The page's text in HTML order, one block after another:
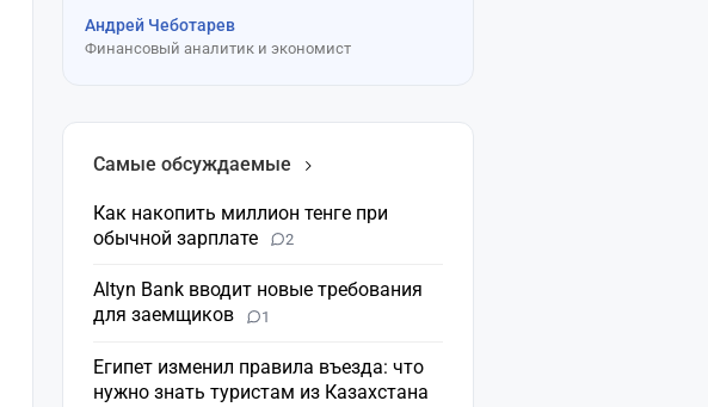
Андрей Чеботарев
Финансовый аналитик и экономист
Самые обсуждаемые
Как накопить миллион тенге при
обычной зарплате
2
Altyn Bank вводит новые требования
для заемщиков
1
Египет изменил правила въезда: что
нужно знать туристам из Казахстана